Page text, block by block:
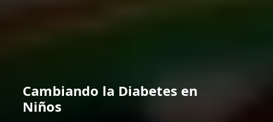
Cambiando la Diabetes en
Niños